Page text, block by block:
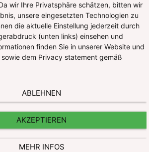
wir Ihre Privatsphäre schätzen, bitten wir
unsere eingesetzten Technologien zu
die aktuelle Einstellung jederzeit durch
(unten links) einsehen und
finden Sie in unserer Website und
dem Privacy statement gemäß
ABLEHNEN
AKZEPTIEREN
MEHR INFOS